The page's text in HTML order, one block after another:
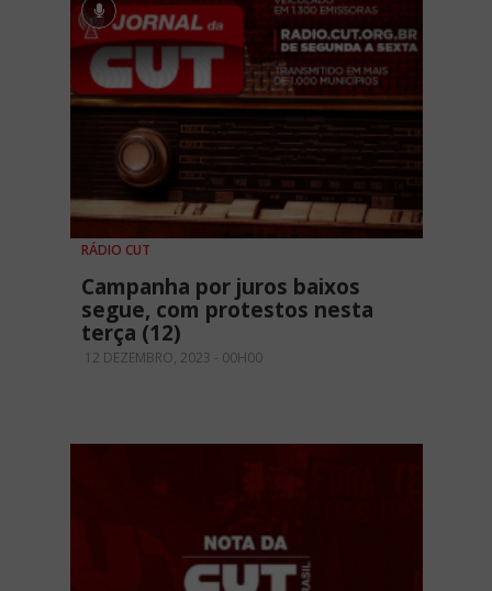
RÁDIO CUT
Campanha por juros baixos
segue, com protestos nesta
terça (12)
12 DEZEMBRO, 2023 - 00H00